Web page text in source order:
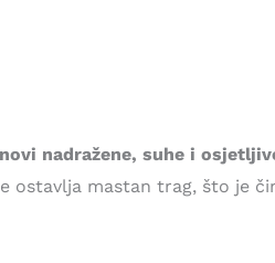
nadražene, suhe i
ostavlja mastan trag, što je